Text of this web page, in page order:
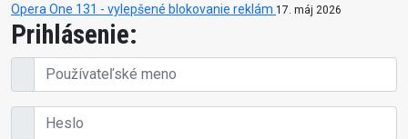
Opera One 131 - vylepšené blokovanie reklám 17. máj 2026
Prihlásenie: